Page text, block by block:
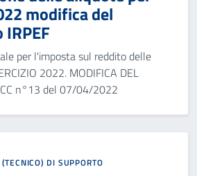
modifica del
per l'imposta sul reddito delle
2022. MODIFICA DEL
n°13 del 07/04/2022
DI SUPPORTO